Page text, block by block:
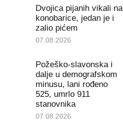
Dvojica pijanih vikali na
konobarice, jedan je i
zalio pićem
07.08.2026
Požeško-slavonska i
dalje u demografskom
minusu, lani rođeno
525, umrlo 911
stanovnika
07.08.2026